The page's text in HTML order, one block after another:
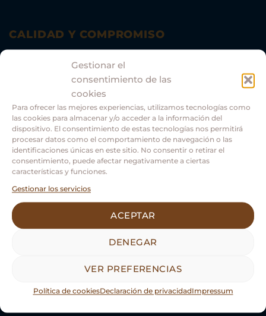
Gestionar el
consentimiento de las
cookies
Para ofrecer las mejores experiencias, utilizamos tecnologías como
las cookies para almacenar y/o acceder a la información del
dispositivo. El consentimiento de estas tecnologías nos permitirá
procesar datos como el comportamiento de navegación o las
identificaciones únicas en este sitio. No consentir o retirar el
consentimiento, puede afectar negativamente a ciertas
características y funciones.
Gestionar los servicios
ACEPTAR
DENEGAR
VER PREFERENCIAS
Política de cookiesDeclaración de privacidadImpressum
CALIDAD Y COMPROMISO
Comprometidos con el medio ambiente.
Asociación Guías Oficiales Turismo Castilla y León.